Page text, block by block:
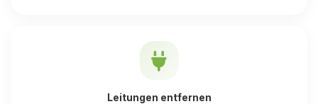
Leitungen entfernen